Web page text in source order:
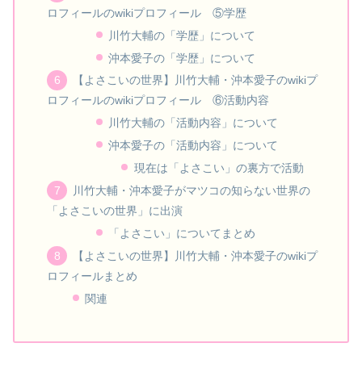
ロフィールのwikiプロフィール ⑤学歴
川竹大輔の「学歴」について
沖本愛子の「学歴」について
【よさこいの世界】川竹大輔・沖本愛子のwikiプ
ロフィールのwikiプロフィール ⑥活動内容
川竹大輔の「活動内容」について
沖本愛子の「活動内容」について
現在は「よさこい」の裏方で活動
川竹大輔・沖本愛子がマツコの知らない世界の
「よさこいの世界」に出演
「よさこい」についてまとめ
【よさこいの世界】川竹大輔・沖本愛子のwikiプ
ロフィールまとめ
関連